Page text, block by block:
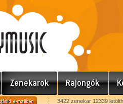
3422 zenekar 12339